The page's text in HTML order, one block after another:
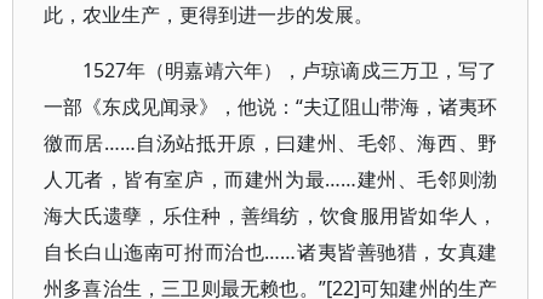
此，农业生产，更得到进一步的发展。
1527年（明嘉靖六年），卢琼谪戍三万卫，写了
一部《东戍见闻录》，他说：“夫辽阻山带海，诸夷环
徼而居……自汤站抵开原，曰建州、毛邻、海西、野
人兀者，皆有室庐，而建州为最……建州、毛邻则渤
海大氏遗孽，乐住种，善缉纺，饮食服用皆如华人，
自长白山迤南可拊而治也……诸夷皆善驰猎，女真建
州多喜治生，三卫则最无赖也。”[22]可知建州的生产